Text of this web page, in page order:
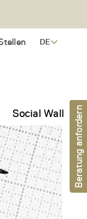
DE
Social Wall Beratung anfordern